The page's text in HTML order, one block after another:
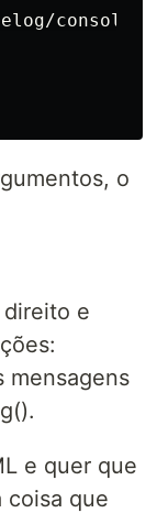
o
direito e
mensagens
e quer que
coisa que